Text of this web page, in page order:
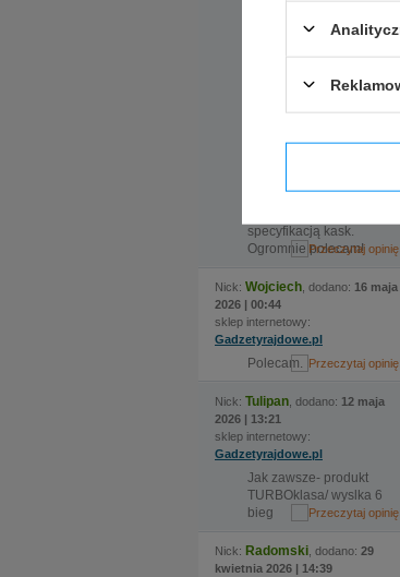
dwóch rozmiarach, ale
kasku jaki nas
czym sama zamówiła
dopasowany zarówno
specyfikacją kask.
Ogromnie polecam!
Nick: Wojciech , dodano: 16 maja
2026 | 00:44
sklep internetowy:
Gadzetyrajdowe.pl
Polecam.
Nick: Tulipan , dodano: 12 maja
2026 | 13:21
sklep internetowy:
Gadzetyrajdowe.pl
Jak zawsze- produkt
TURBOklasa/ wyslka 6
bieg
Nick: Radomski , dodano: 29
kwietnia 2026 | 14:39